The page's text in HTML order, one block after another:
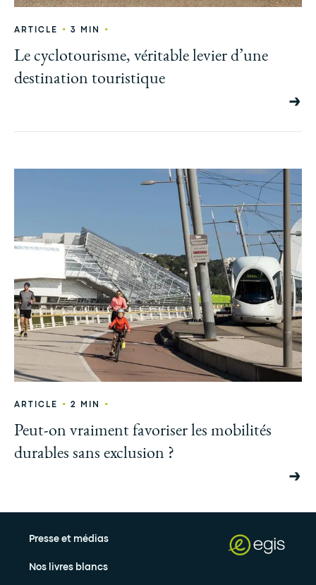
ARTICLE • 3 MIN •
Le cyclotourisme, véritable levier d’une
destination touristique
ARTICLE • 2 MIN •
Peut-on vraiment favoriser les mobilités
durables sans exclusion ?
Presse et médias
Nos livres blancs